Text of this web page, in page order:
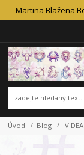
Martina Blažena
Úvod Blog